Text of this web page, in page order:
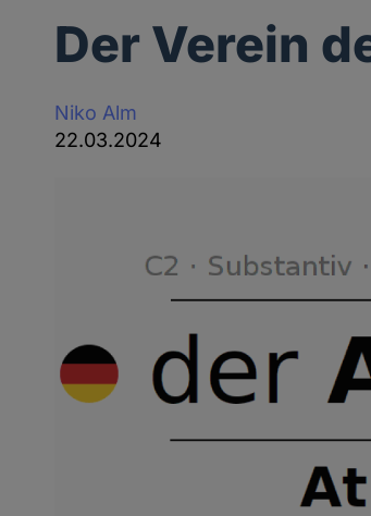
Der Verein
Niko Alm
22.03.2024